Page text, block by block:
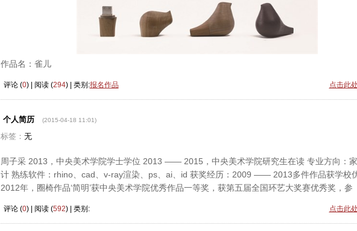
作品名：雀儿
点击此
评论 (0) | 阅读 (294) | 类别:报名作品
个人简历 (2015-04-18 11:01)
标签： 无
周子采 2013，中央美术学院学士学位 2013 —— 2015，中央美术学院研究生在读 专业方向：
计 熟练软件：rhino、cad、v-ray渲染、ps、ai、id 获奖经历：2009 —— 2013多件作品获学校
2012年，圈椅作品‘简明’获中央美术学院优秀作品一等奖，获第五届全国环艺大奖赛优秀奖，参
点击此
评论 (0) | 阅读 (592) | 类别: